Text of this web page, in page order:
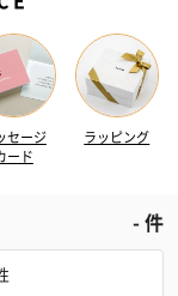
セージ
ード
ラッピング
-件